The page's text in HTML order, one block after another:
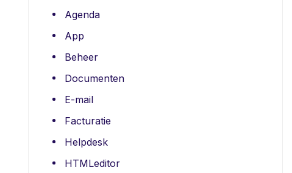
Agenda
App
Beheer
Documenten
E-mail
Facturatie
Helpdesk
HTMLeditor